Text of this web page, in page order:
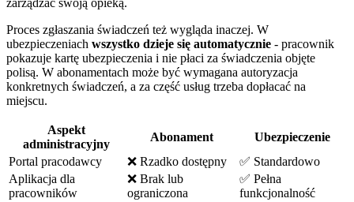
Proces zgłaszania świadczeń też wygląda inaczej. W
ubezpieczeniach wszystko dzieje się automatycznie - pracownik
pokazuje kartę ubezpieczenia i nie płaci za świadczenia objęte
polisą. W abonamentach może być wymagana autoryzacja
konkretnych świadczeń, a za część usług trzeba dopłacać na
miejscu.
Aspekt
administracyjny
Abonament
Ubezpieczenie
Portal pracodawcy
❌ Rzadko dostępny
✅ Standardowo
Aplikacja dla
pracowników
❌ Brak lub
ograniczona
✅ Pełna
funkcjonalność